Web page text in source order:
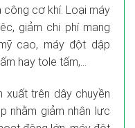
công cơ khí. Loại máy
giảm chi phí mang
cao, máy đột dập
hay tole tấm,…
trên dây chuyền
nhằm giảm nhân lực